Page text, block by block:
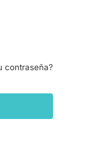
contraseña?